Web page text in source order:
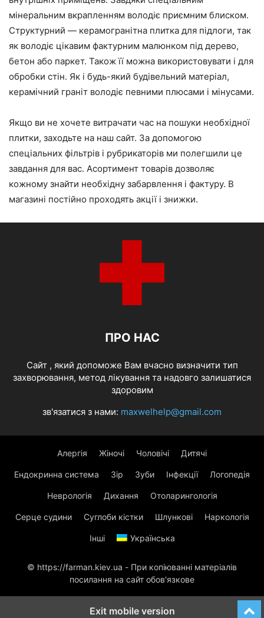
мінеральним вкрапленням володіє приємним блиском.
Структурний — керамогранітна плитка для підлоги, так
як володіє цікавим фактурним малюнком під дерево,
бетон або паркет. Також її можна використовувати і для
обробки стін. Як і будь-який будівельний матеріал,
керамічний граніт володіє певними плюсами і мінусами.
Якщо ви не хочете витрачати час на пошуки необхідної
плитки, заходьте на наш сайт. За допомогою
спеціальних фільтрів і рубрикаторів ми полегшили це
завдання для вас. Асортимент товарів дозволяє
кожному знайти необхідну забарвлення і фактуру. В
магазині постійно проходять акції і знижки.
ПРО НАС
Cайт , який допоможе Вам вчасно визначити тип
захворювання, метод лікування та надовго залишатися
здоровим
зв'язатися з нами: maxwelhelp@gmail.com
Алергія Жіночі Чоловічі Дитячі
Ендокринна система Зір Зуби Інфекції Логопедія
Неврологія Дихання Отоларингологія
Серце судини Суглоби кістки Шлункові Наркологія
Інші Українська
© https://farman.kiev.ua - При копіюванні матеріалів
посилання на сайт обов'язкове
Exit mobile version